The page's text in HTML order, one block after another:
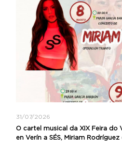
31/07/2026
O cartel musical da XIX Feira do
en Verín a SÉS, Miriam